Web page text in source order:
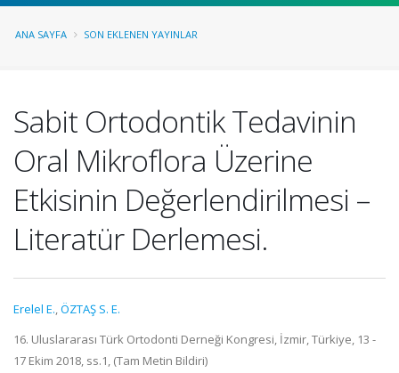
ANA SAYFA SON EKLENEN YAYINLAR
Sabit Ortodontik Tedavinin
Oral Mikroflora Üzerine
Etkisinin Değerlendirilmesi –
Literatür Derlemesi.
Erelel E.,ÖZTAŞ S. E.
16. Uluslararası Türk Ortodonti Derneği Kongresi, İzmir, Türkiye, 13 -
17 Ekim 2018, ss.1, (Tam Metin Bildiri)